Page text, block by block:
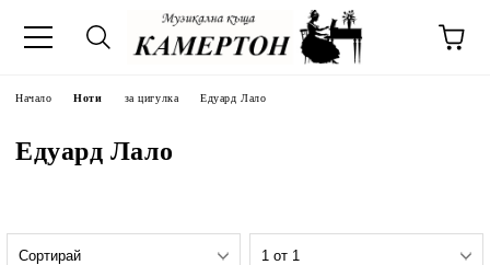
Начало Ноти за цигулка Едуард Лало
Едуард Лало